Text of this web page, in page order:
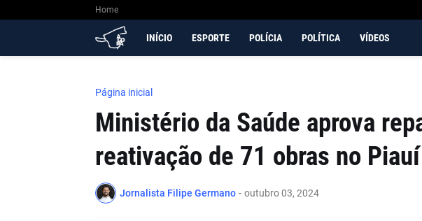
Home
INÍCIO ESPORTE POLÍCIA POLÍTICA VÍDEOS
Página inicial
Ministério da Saúde aprova
reativação de 71 obras no Piauí
Jornalista Filipe Germano - outubro 03, 2024